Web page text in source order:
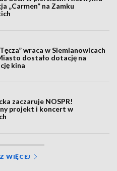
„Carmen” na Zamku
wraca w Siemianowicach
dostało dotację na
kina
zaczaruje NOSPR!
projekt i koncert w
WIĘCEJ